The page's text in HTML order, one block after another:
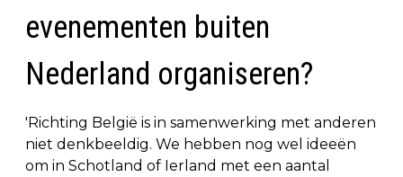
evenementen buiten
Nederland organiseren?
'Richting België is in samenwerking met anderen
niet denkbeeldig. We hebben nog wel ideeën
om in Schotland of Ierland met een aantal